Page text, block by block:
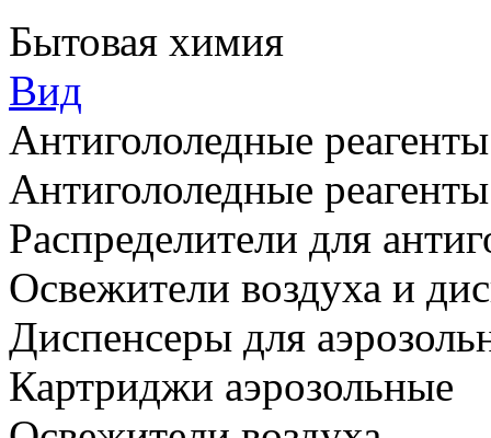
Бытовая химия
Вид
Антигололедные
Антигололедные реагенты
Распределители для
Освежители воздуха и
Диспенсеры для
Картриджи аэрозольные